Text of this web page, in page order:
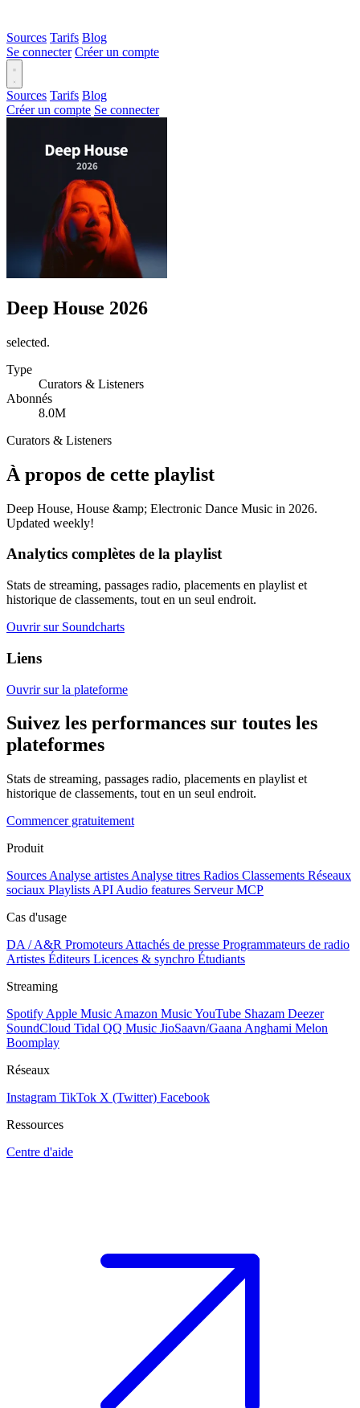
Sources Tarifs Blog
Se connecter Créer un compte
Sources Tarifs Blog
Créer un compte Se connecter
Deep House 2026
selected.
Type
Curators & Listeners
Abonnés
8.0M
Curators & Listeners
À propos de cette playlist
Deep House, House &amp; Electronic Dance Music in 2026.
Updated weekly!
Analytics complètes de la playlist
Stats de streaming, passages radio, placements en playlist et
historique de classements, tout en un seul endroit.
Ouvrir sur Soundcharts
Liens
Ouvrir sur la plateforme
Suivez les performances sur toutes les
plateformes
Stats de streaming, passages radio, placements en playlist et
historique de classements, tout en un seul endroit.
Commencer gratuitement
Produit
Sources Analyse artistes Analyse titres Radios Classements Réseaux
sociaux Playlists API Audio features Serveur MCP
Cas d'usage
DA / A&R Promoteurs Attachés de presse Programmateurs de radio
Artistes Éditeurs Licences & synchro Étudiants
Streaming
Spotify Apple Music Amazon MusicYouTube Shazam Deezer
SoundCloud Tidal QQ Music JioSaavn/Gaana Anghami Melon
Boomplay
Réseaux
Instagram TikTok X (Twitter) Facebook
Ressources
Centre d'aide